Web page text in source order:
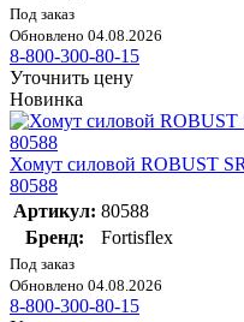
Под заказ
Обновлено 04.08.2026
8-800-300-80-15
Уточнить цену
Новинка
Хомут силовой ROBUST
80588
Артикул: 80588
Бренд:
Fortisflex
Под заказ
Обновлено 04.08.2026
8-800-300-80-15